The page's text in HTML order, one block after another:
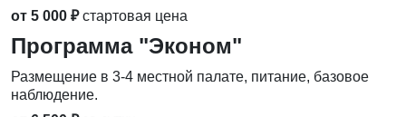
от 5 000 ₽ стартовая цена
Программа "Эконом"
Размещение в 3-4 местной палате, питание, базовое
наблюдение.